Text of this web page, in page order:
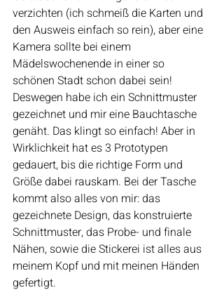
verzichten (ich schmeiß die Karten und
den Ausweis einfach so rein), aber eine
Kamera sollte bei einem
Mädelswochenende in einer so
schönen Stadt schon dabei sein!
Deswegen habe ich ein Schnittmuster
gezeichnet und mir eine Bauchtasche
genäht. Das klingt so einfach! Aber in
Wirklichkeit hat es 3 Prototypen
gedauert, bis die richtige Form und
Größe dabei rauskam. Bei der Tasche
kommt also alles von mir: das
gezeichnete Design, das konstruierte
Schnittmuster, das Probe- und finale
Nähen, sowie die Stickerei ist alles aus
meinem Kopf und mit meinen Händen
gefertigt.